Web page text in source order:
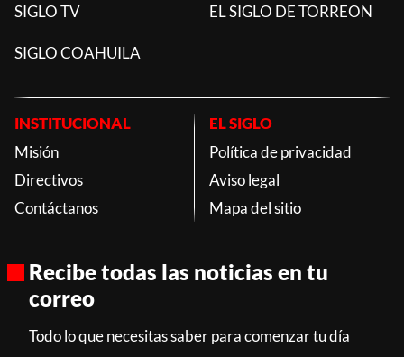
SIGLO TV EL SIGLO DE TORREON
SIGLO COAHUILA
INSTITUCIONAL
Misión
Directivos
Contáctanos
EL SIGLO
Política de privacidad
Aviso legal
Mapa del sitio
Recibe todas las noticias en tu
correo
Todo lo que necesitas saber para comenzar tu día